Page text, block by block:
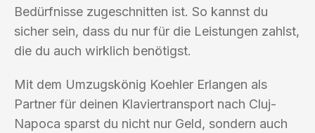
Bedürfnisse zugeschnitten ist. So kannst du
sicher sein, dass du nur für die Leistungen zahlst,
die du auch wirklich benötigst.
Mit dem Umzugskönig Koehler Erlangen als
Partner für deinen Klaviertransport nach Cluj-
Napoca sparst du nicht nur Geld, sondern auch